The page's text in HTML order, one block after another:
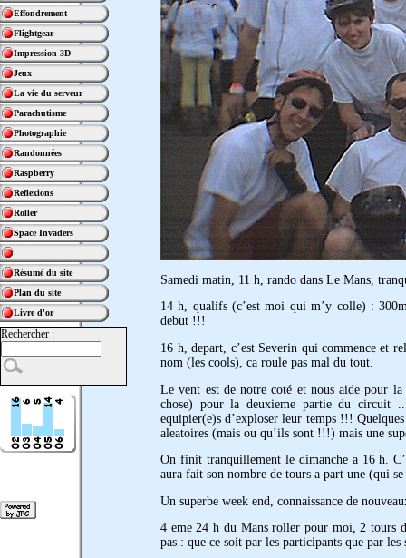
Effondrement
Flightgear
Impression 3D
Jeux
La vie du serveur
Parachutisme
Photographie
Randonnées
Raspberry
Reflexions
Roller
Space Invaders
Résumé du site
Plan du site
Livre d'or
Rechercher :
Samedi matin, 11 h, rando dans Le Mans,
14 h, qualifs (c’est moi qui m’y colle) :
debut !!!
16 h, depart, c’est Severin qui commence et
nom (les cools), ca roule pas mal du tout.
Le vent est de notre coté et nous aide pour
chose) pour la deuxieme partie du circuit
equipier(e)s d’exploser leur temps !!!
aleatoires (mais ou qu’ils sont !!!) mais une
On finit tranquillement le dimanche a 16 h.
aura fait son nombre de tours a part une (qui
Un superbe week end, connaissance de
4 eme 24 h du Mans roller pour moi, 2 tours
pas : que ce soit par les participants que par les